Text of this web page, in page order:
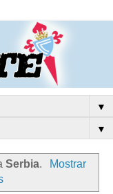
▼
▼
Serbia.
Mostrar